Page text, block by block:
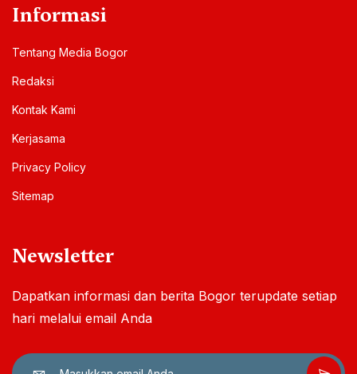
Informasi
Tentang Media Bogor
Redaksi
Kontak Kami
Kerjasama
Privacy Policy
Sitemap
Newsletter
Dapatkan informasi dan berita Bogor terupdate setiap
hari melalui email Anda